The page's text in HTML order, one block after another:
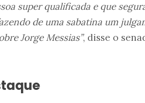
super qualificada e que
de uma sabatina um
Jorge Messias”, disse o